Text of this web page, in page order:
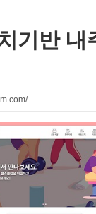
기반 내